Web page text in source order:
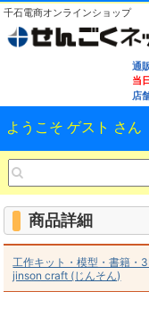
千石電商オンラインショップ
通
当
店
ようこそ ゲスト さん
商品詳細
工作キット・模型・書籍・
jinson craft (じんそん)